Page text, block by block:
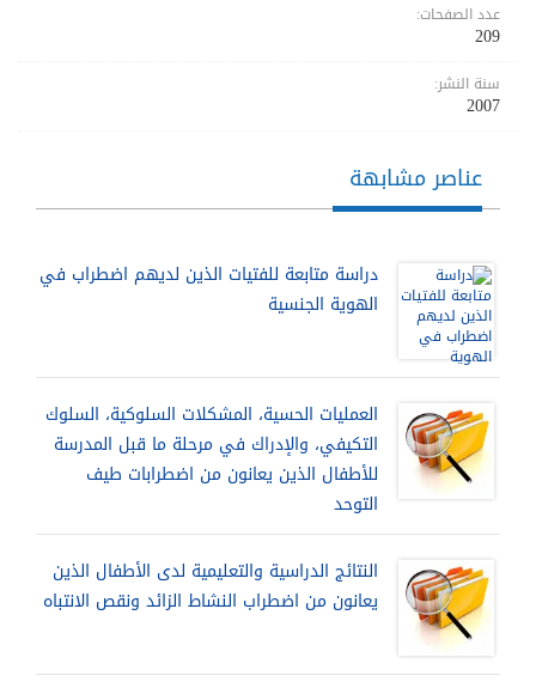
عدد الصفحات:
209
سنة النشر:
2007
عناصر مشابهة
دراسة متابعة للفتيات الذين لديهم اضطراب في
الهوية الجنسية
العمليات الحسية، المشكلات السلوكية، السلوك
التكيفي، والإدراك في مرحلة ما قبل المدرسة
للأطفال الذين يعانون من اضطرابات طيف
التوحد
النتائج الدراسية والتعليمية لدى الأطفال الذين
يعانون من اضطراب النشاط الزائد ونقص الانتباه